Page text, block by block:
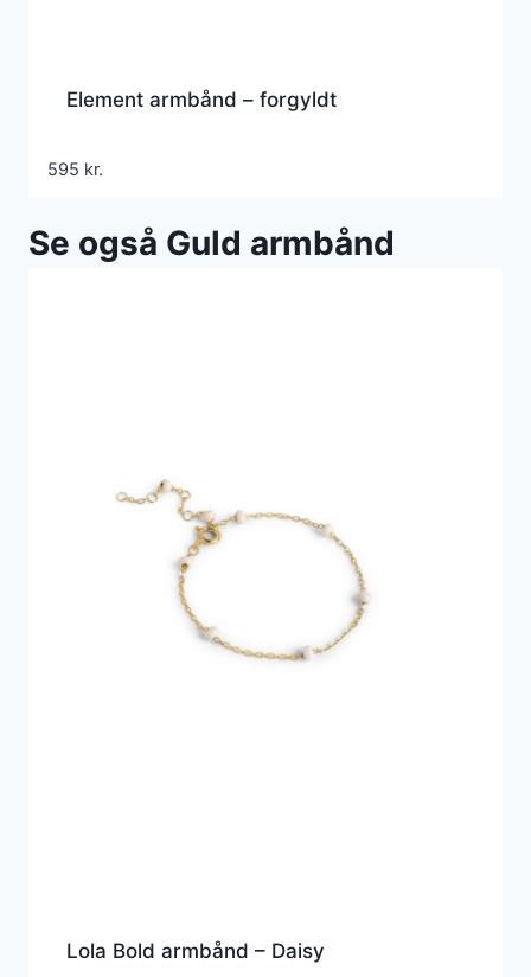
Element armbånd – forgyldt
595 kr.
Se også Guld armbånd
Lola Bold armbånd – Daisy